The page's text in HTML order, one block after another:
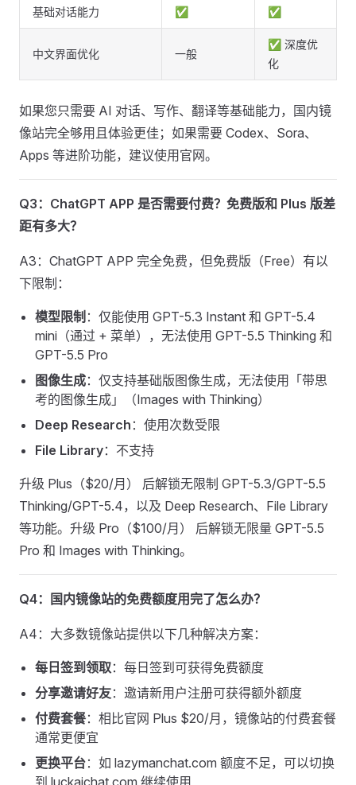
基础对话能力 ✅ ✅
中文界面优化 一般
✅ 深度优
化
如果您只需要 AI 对话、写作、翻译等基础能力，国内镜
像站完全够用且体验更佳；如果需要 Codex、Sora、
Apps 等进阶功能，建议使用官网。
Q3：ChatGPT APP 是否需要付费？免费版和 Plus 版差
距有多大？
A3：ChatGPT APP 完全免费，但免费版（Free）有以
下限制：
模型限制 ：仅能使用 GPT-5.3 Instant 和 GPT-5.4
mini（通过 + 菜单），无法使用 GPT-5.5 Thinking 和
GPT-5.5 Pro
图像生成：仅支持基础版图像生成，无法使用「带思
考的图像生成」（Images with Thinking）
Deep Research ：使用次数受限
File Library：不支持
升级 Plus（$20/月） 后解锁无限制 GPT-5.3/GPT-5.5
Thinking/GPT-5.4，以及 Deep Research、File Library
等功能。升级 Pro（$100/月） 后解锁无限量 GPT-5.5
Pro 和 Images with Thinking。
Q4：国内镜像站的免费额度用完了怎么办？
A4：大多数镜像站提供以下几种解决方案：
每日签到领取：每日签到可获得免费额度
分享邀请好友：邀请新用户注册可获得额外额度
付费套餐：相比官网 Plus $20/月，镜像站的付费套餐
通常更便宜
更换平台：如 lazymanchat.com 额度不足，可以切换
到 luckaichat.com 继续使用